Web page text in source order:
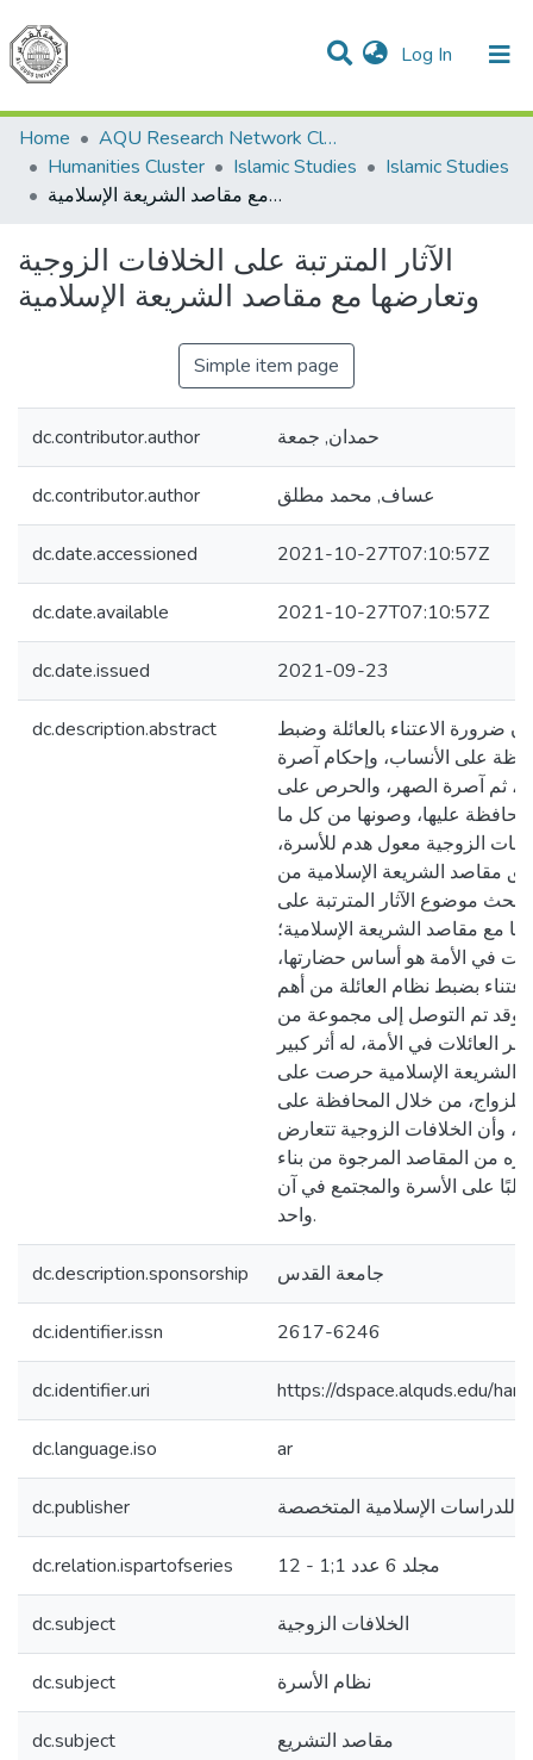
Log In (current)
Communities & Collections
All of DSpace
Home
AQU Research Network Clusters
Humanities Cluster
Islamic Studies
Islamic Studies
الآثار المترتبة على الخلافات الزوجية وتعارضها مع مقاصد الشريعة الإسلامية
الآثار المترتبة على الخلافات الزوجية
وتعارضها مع مقاصد الشريعة الإسلامية
Simple item page
dc.contributor.author حمدان, جمعة
dc.contributor.author عساف, محمد مطلق
dc.date.accessioned 2021-10-27T07:10:57Z
dc.date.available 2021-10-27T07:10:57Z
dc.date.issued 2021-09-23
dc.description.abstract
ضرورة الاعتناء بالعائلة وضبط
على الأنساب، وإحكام آصرة
ثم آصرة الصهر، والحرص على
عليها، وصونها من كل ما
الزوجية معول هدم للأسرة،
مقاصد الشريعة الإسلامية من
موضوع الآثار المترتبة على
مع مقاصد الشريعة الإسلامية؛
في الأمة هو أساس حضارتها،
بضبط نظام العائلة من أهم
وقد تم التوصل إلى مجموعة من
العائلات في الأمة، له أثر كبير
الشريعة الإسلامية حرصت على
للزواج، من خلال المحافظة على
وأن الخلافات الزوجية تتعارض
من المقاصد المرجوة من بناء
على الأسرة والمجتمع في آن
واحد.
dc.description.sponsorship جامعة القدس
dc.identifier.issn 2617-6246
dc.identifier.uri https://dspace.alquds.edu/
dc.language.iso ar
dc.publisher للدراسات الإسلامية المتخصصة
dc.relation.ispartofseries مجلد 6 عدد 1;1 - 12
dc.subject الخلافات الزوجية
dc.subject نظام الأسرة
dc.subject مقاصد التشريع